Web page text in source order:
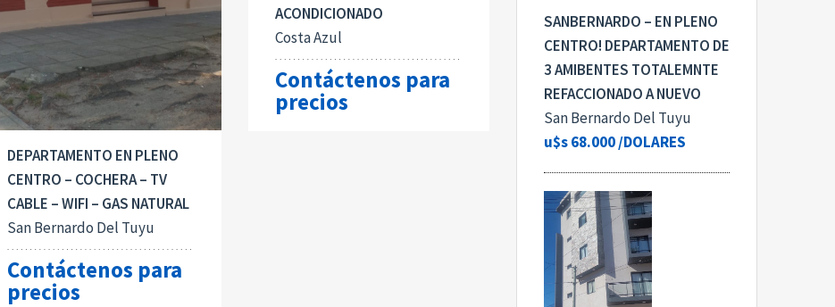
DEPARTAMENTO EN PLENO
CENTRO – COCHERA – TV
CABLE – WIFI – GAS NATURAL
San Bernardo Del Tuyu
Contáctenos para
precios
ACONDICIONADO
Costa Azul
Contáctenos para
precios
SANBERNARDO – EN PLENO
CENTRO! DEPARTAMENTO DE
3 AMIBENTES TOTALEMNTE
REFACCIONADO A NUEVO
San Bernardo Del Tuyu
u$s 68.000/DOLARES